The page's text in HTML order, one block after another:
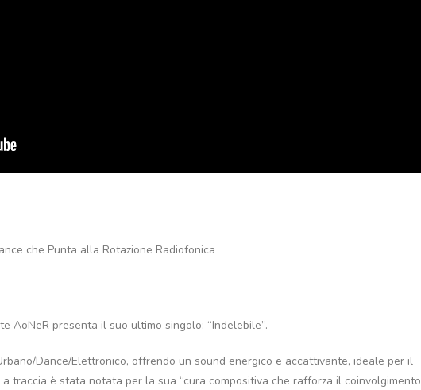
che Punta alla Rotazione Radiofonica
AoNeR presenta il suo ultimo singolo: “Indelebile”.
Dance/Elettronico, offrendo un sound energico e accattivante, ideale per il
traccia è stata notata per la sua “cura compositiva che rafforza il coinvolgimento